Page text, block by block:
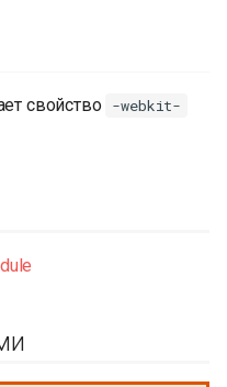
свойство -webkit-